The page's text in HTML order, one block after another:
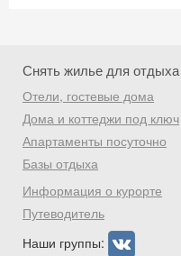
Снять жилье для
Отели, гостевые дома
Дома и коттеджи под ключ
Апартаменты посуточно
Базы отдыха
Информация о курорте
Путеводитель
Наши группы:
Хочешь